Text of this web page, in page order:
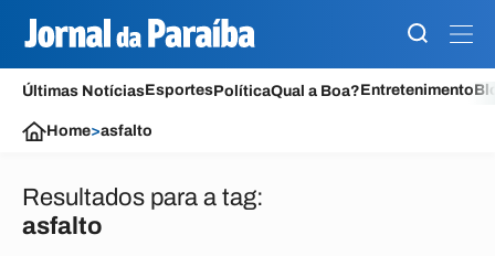
Últimas NotíciasEsportesPolíticaQual a Boa?Entretenimento
Home>asfalto
Resultados para a tag:
asfalto